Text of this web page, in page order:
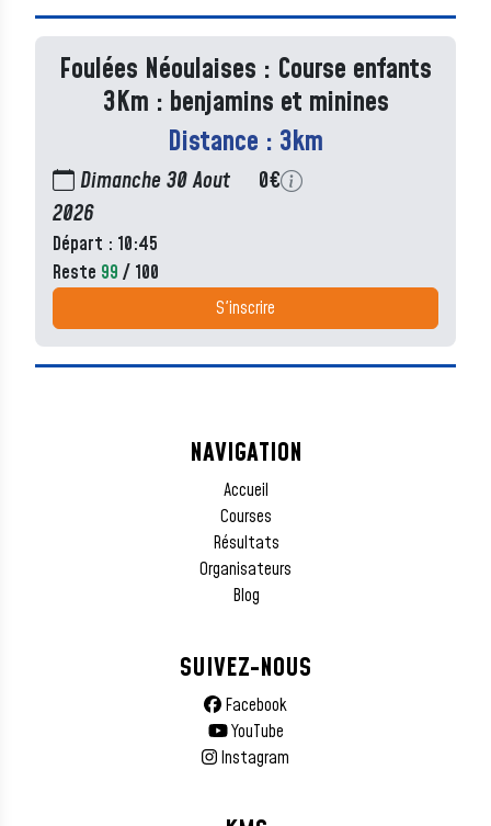
Foulées Néoulaises : Course enfants
3Km : benjamins et minines
Distance : 3km
Dimanche 30 Aout
2026
Départ : 10:45
Reste 99 / 100
0€
S'inscrire
NAVIGATION
Accueil
Courses
Résultats
Organisateurs
Blog
SUIVEZ-NOUS
Facebook
YouTube
Instagram